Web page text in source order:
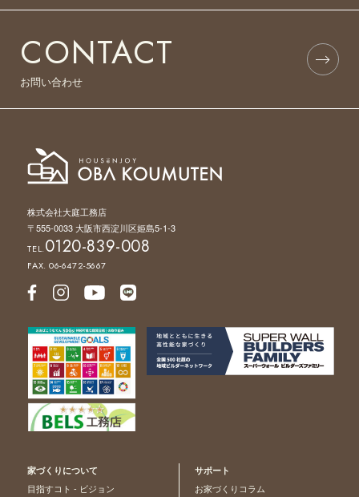
CONTACT
お問い合わせ
株式会社大庭工務店
〒555-0033 大阪市西淀川区姫島5-1-3
TEL.0120-839-008
FAX. 06-6472-5667
家づくりについて
目指すコト - ビジョン
サポート
お家づくりコラム